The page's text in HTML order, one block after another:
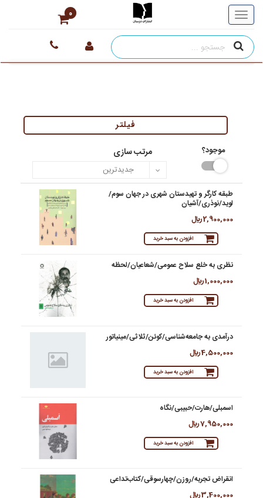
0
فیلتر
موجود؟ مرتب سازی
طبقه کارگر و تهیدستان شهری در جهان سوم/
لوید/نوذری/آشیان
2,900,000 ريال
افزودن به سبد خرید
نظری به خلع سلاح عمومی/شعاعیان/لحظه
1,000,000 ريال
افزودن به سبد خرید
درآمدی به جامعه‌شناسی/کوئن/ثلاثی/مینیاتور
4,500,000 ريال
افزودن به سبد خرید
اسمبلی/هارت/حبیبی/نگاه
7,950,000 ريال
افزودن به سبد خرید
انقراض تجربه/روزن/چهارسوقی/کتاب‌تداعی
3,400,000 ريال